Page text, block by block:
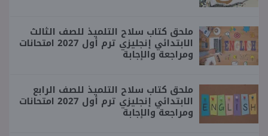
ملحق كتاب سلاح التلميذ للصف الثالث
الابتدائي إنجليزي ترم أول 2027 امتحانات
ومراجعة والإجابة
ملحق كتاب سلاح التلميذ للصف الرابع
الابتدائي إنجليزي ترم أول 2027 امتحانات
ومراجعة والإجابة